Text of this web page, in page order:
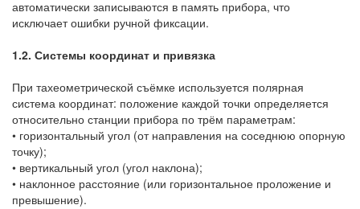
автоматически записываются в память прибора, что
исключает ошибки ручной фиксации.
1.2. Системы координат и привязка
При тахеометрической съёмке используется полярная
система координат: положение каждой точки определяется
относительно станции прибора по трём параметрам:
• горизонтальный угол (от направления на соседнюю опорную
точку);
• вертикальный угол (угол наклона);
• наклонное расстояние (или горизонтальное проложение и
превышение).